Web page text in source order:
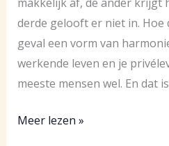
derde gelooft er niet in. Hoe
geval een vorm van
werkende leven en je
meeste mensen wel. En dat
Stress,
Meer lezen »